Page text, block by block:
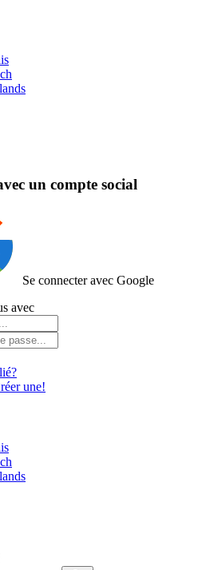
un compte social
Se connecter avec Google
avec
une!